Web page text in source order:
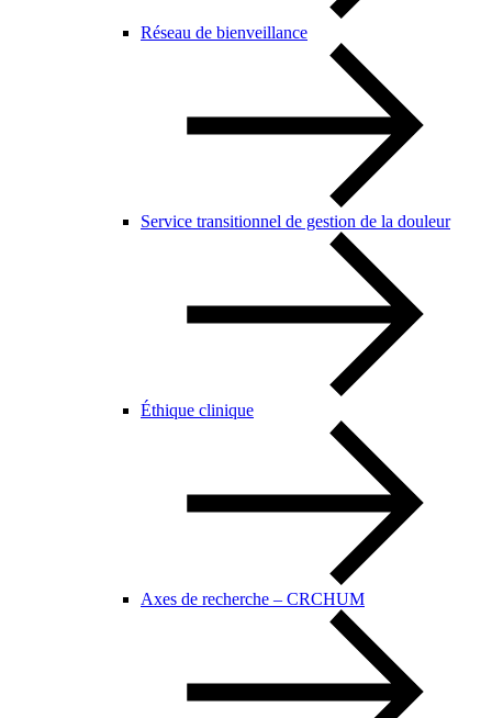
Réseau de bienveillance
Service transitionnel de gestion de la douleur
Éthique clinique
Axes de recherche – CRCHUM